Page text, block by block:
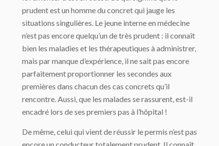
prudent est un homme du concret qui jauge les
situations singulières. Le jeune interne en médecine
n’est pas encore quelqu’un de très prudent : il connaît
bien les maladies et les thérapeutiques à administrer,
mais par manque d’expérience, il ne sait pas encore
parfaitement proportionner les secondes aux
premières dans chacun des cas concrets qu’il
rencontre. Aussi, que les malades se rassurent, est-il
encadré lors de ses premiers pas à l’hôpital !
De même, celui qui vient de réussir le permis n’est pas